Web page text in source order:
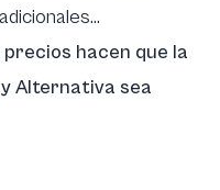
hacen que la
Alternativa sea